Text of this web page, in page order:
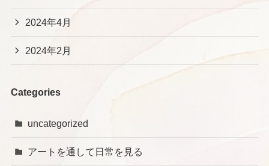
2024年4月
2024年2月
Categories
uncategorized
アートを通して日常を見る